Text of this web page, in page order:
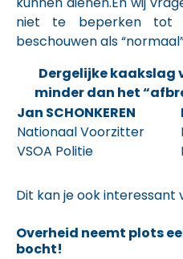
niet te beperken tot
beschouwen als
Dergelijke kaakslag
minder dan het
Jan SCHONKEREN
Nationaal Voorzitter
VSOA Politie
Dit kan je ook interessant
Overheid neemt plots
bocht!